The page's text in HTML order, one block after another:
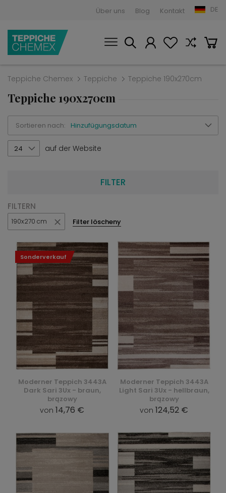
Über uns Blog Kontakt DE
Teppiche Chemex Teppiche Teppiche 190x270cm
Teppiche 190x270cm
Sortieren nach: Hinzufügungsdatum
24 auf der Website
FILTER
FILTERN
190x270 cm Filter löscheny
Moderner Teppich 3443A
Dark Sari 3Ux - braun,
brązowy
von 14,76 €
Sonderverkauf
Moderner Teppich 3443A
Light Sari 3Ux - hellbraun,
brązowy
von 124,52 €